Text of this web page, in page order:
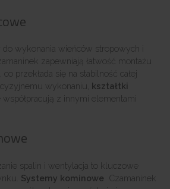
do wykonania wieńców stropowych i
zapewniają łatwość montażu
przekłada się na stabilność całej
wykonaniu, kształtki
współpracują z innymi elementami
spalin i wentylacja to kluczowe
Systemy kominowe Czamaninek